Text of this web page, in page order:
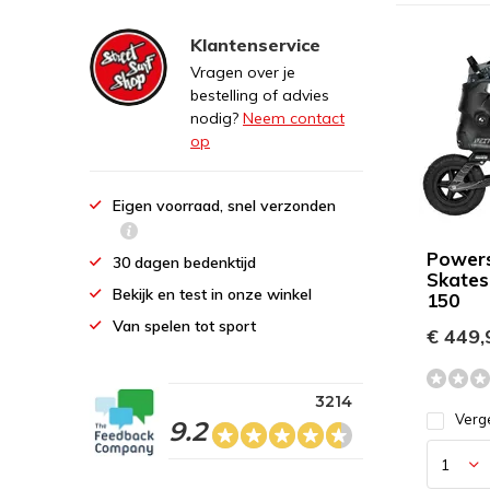
150
€
Klantenservice
Vragen over je
bestelling of advies
nodig? Neem contact
op
Eigen voorraad, snel verzonden
30 dagen bedenktijd
Bekijk en test in onze winkel
Van spelen tot sport
9.2
3214